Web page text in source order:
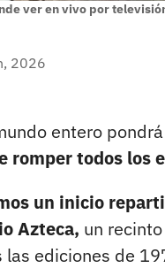
ver en vivo por
2026
entero
todos los
un inicio
Azteca, un
ediciones de